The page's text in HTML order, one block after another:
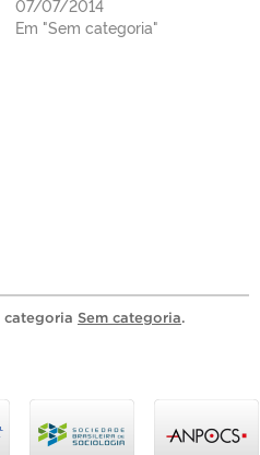
07/07/2014
Em "Sem categoria"
categoria Sem categoria.